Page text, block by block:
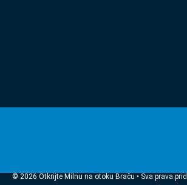
© 2026 Otkrijte Milnu na otoku Braču • Sva prava